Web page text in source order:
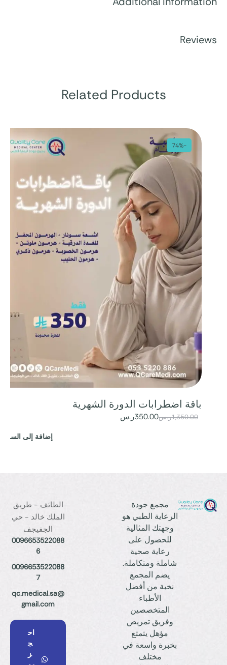
Reviews
Related Products
-74%
باقة اضطرابات الدورة الشهرية
1,350.00ر.س350.00ر.س
إضافة إلى السلة
مجمع جودة
الرعاية الطبي هو
وجهتك المثالية
للحصول على
رعاية صحية
شاملة ومتكاملة.
يضم المجمع
نخبة من أفضل
الأطباء
المتخصصين
وفريق تمريض
مؤهل يتمتع
بخبرة واسعة في
مختلف
الطائف - طريق
الملك خالد - حي
الجفيجف
0096653522088
6
0096653522088
7
qc.medical.sa@
gmail.com
اح
ج
ز